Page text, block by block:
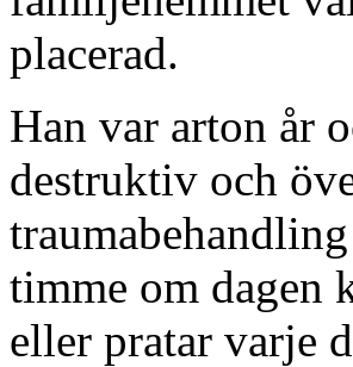
placerad.
Han var arton år
destruktiv och
timme om dagen
eller pratar varje